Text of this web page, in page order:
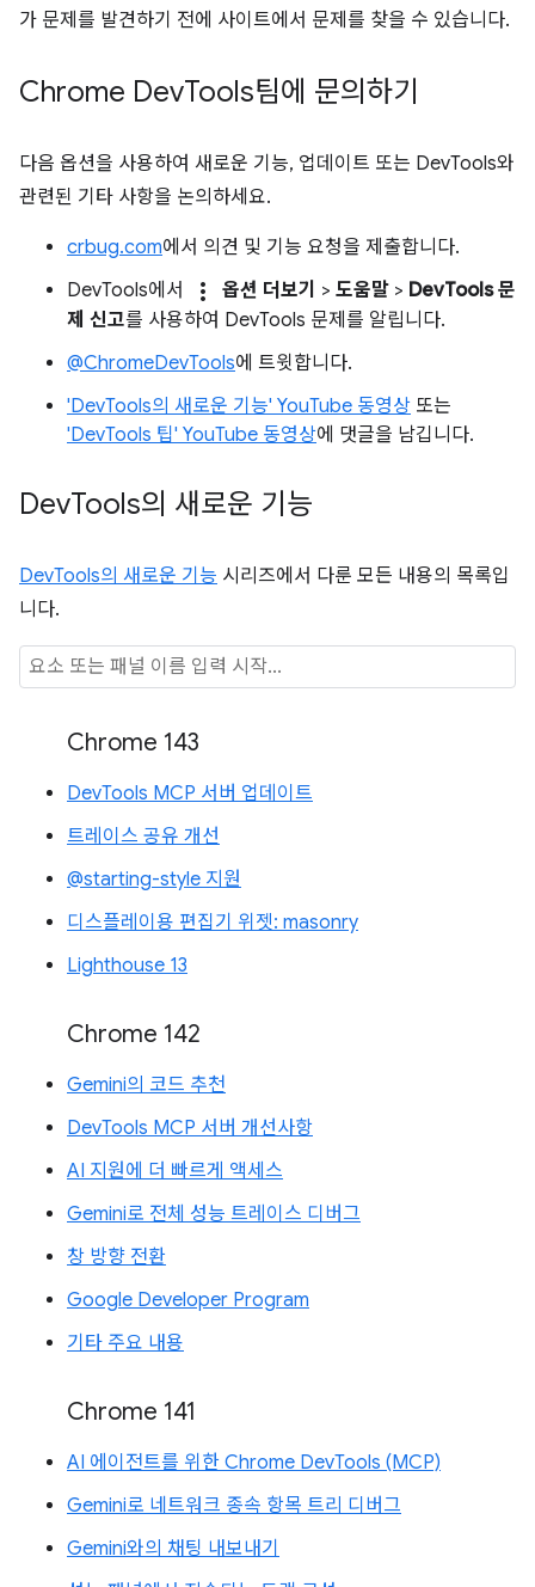
가 문제를 발견하기 전에 사이트에서 문제를 찾을 수 있습니다.
Chrome DevTools팀에 문의하기
다음 옵션을 사용하여 새로운 기능, 업데이트 또는 DevTools와
관련된 기타 사항을 논의하세요.
crbug.com에서 의견 및 기능 요청을 제출합니다.
DevTools에서
more_vert 옵션 더보기 > 도움말 > DevTools 문
제 신고를 사용하여 DevTools 문제를 알립니다.
@ChromeDevTools에 트윗합니다.
'DevTools의 새로운 기능' YouTube 동영상 또는
'DevTools 팁' YouTube 동영상에 댓글을 남깁니다.
DevTools의 새로운 기능
DevTools의 새로운 기능 시리즈에서 다룬 모든 내용의 목록입
니다.
Chrome 143
DevTools MCP 서버 업데이트
트레이스 공유 개선
@starting-style 지원
디스플레이용 편집기 위젯: masonry
Lighthouse 13
Chrome 142
Gemini의 코드 추천
DevTools MCP 서버 개선사항
AI 지원에 더 빠르게 액세스
Gemini로 전체 성능 트레이스 디버그
창 방향 전환
Google Developer Program
기타 주요 내용
Chrome 141
AI 에이전트를 위한 Chrome DevTools (MCP)
Gemini로 네트워크 종속 항목 트리 디버그
Gemini와의 채팅 내보내기